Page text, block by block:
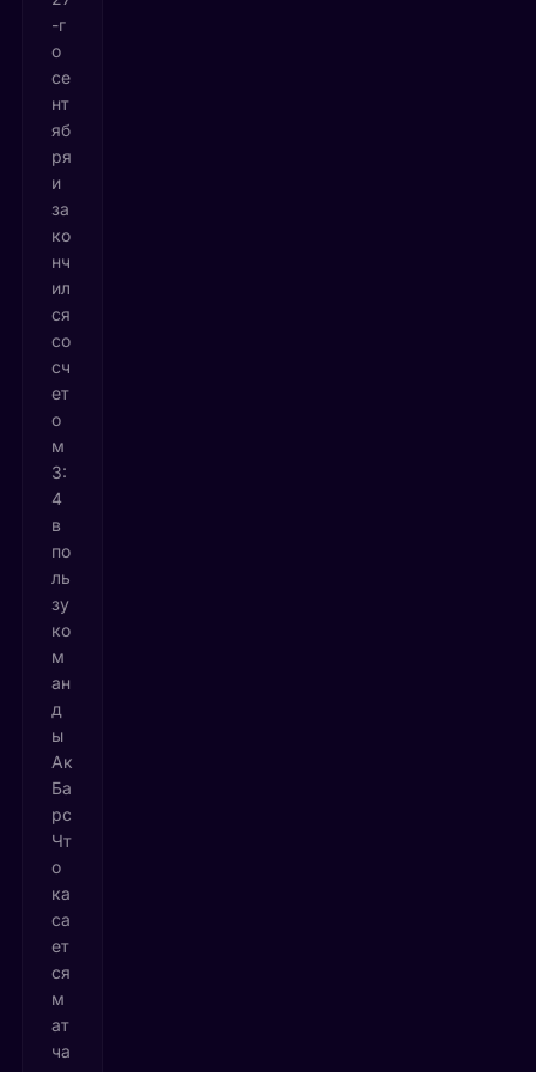
-г
о
се
нт
яб
ря
и
за
ко
нч
ил
ся
со
сч
ет
о
м
3:
4
в
по
ль
зу
ко
м
ан
д
ы
Ак
Ба
рс
Чт
о
ка
са
ет
ся
м
ат
ча